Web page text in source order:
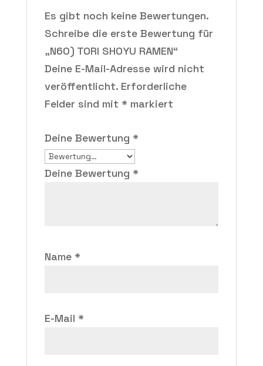
Es gibt noch keine Bewertungen.
Schreibe die erste Bewertung für
„N60) TORI SHOYU RAMEN“
Deine E-Mail-Adresse wird nicht
veröffentlicht. Erforderliche
Felder sind mit * markiert
Deine Bewertung *
Deine Bewertung *
Name *
E-Mail *